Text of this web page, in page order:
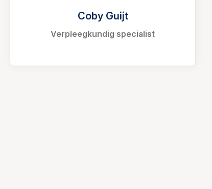
Coby Guijt
Verpleegkundig specialist